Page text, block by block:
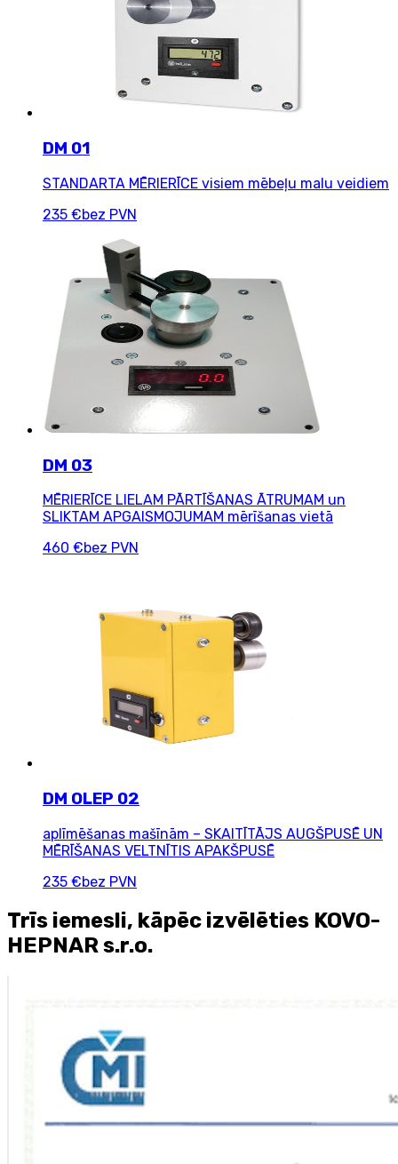
DM 01
STANDARTA MĒRIERĪCE visiem mēbeļu malu veidiem
235 €bez PVN
DM 03
MĒRIERĪCE LIELAM PĀRTĪŠANAS ĀTRUMAM un
SLIKTAM APGAISMOJUMAM mērīšanas vietā
460 €bez PVN
DM OLEP 02
aplīmēšanas mašīnām – SKAITĪTĀJS AUGŠPUSĒ UN
MĒRĪŠANAS VELTNĪTIS APAKŠPUSĒ
235 €bez PVN
Trīs iemesli, kāpēc izvēlēties KOVO-
HEPNAR s.r.o.